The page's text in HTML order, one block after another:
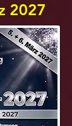
2027